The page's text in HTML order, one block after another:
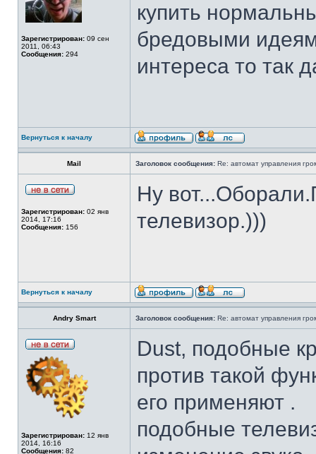
Зарегистрирован: 09 сен
2011, 06:43
Сообщения: 294
купить
бредовыми
интереса то так
Вернуться к началу
Mail Заголовок сообщения: Re: автомат управления
Зарегистрирован: 02 янв
2014, 17:16
Сообщения: 156
Ну
телевизор.)))
Вернуться к началу
Andry Smart Заголовок сообщения: Re: автомат управления
Зарегистрирован: 12 янв
2014, 16:16
Сообщения: 82
Dust, подобные
против такой
его применяют .
подобные